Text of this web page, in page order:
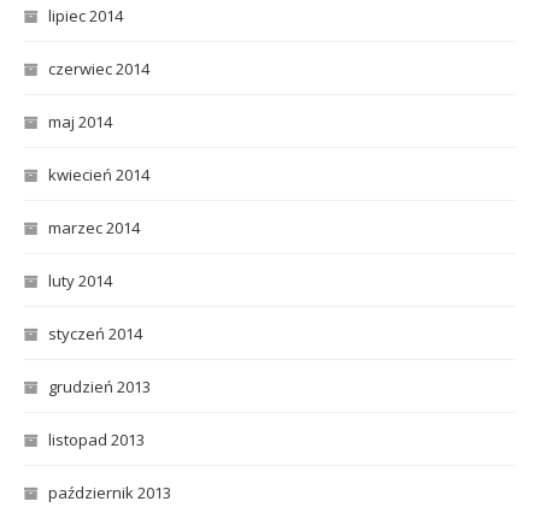
lipiec 2014
czerwiec 2014
maj 2014
kwiecień 2014
marzec 2014
luty 2014
styczeń 2014
grudzień 2013
listopad 2013
październik 2013